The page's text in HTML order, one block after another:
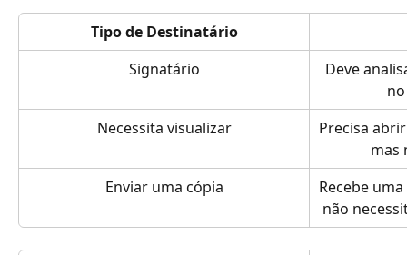
Tipo de Destinatário
Signatário
Deve
Necessita visualizar
Precisa
mas
Enviar uma cópia
Recebe
não